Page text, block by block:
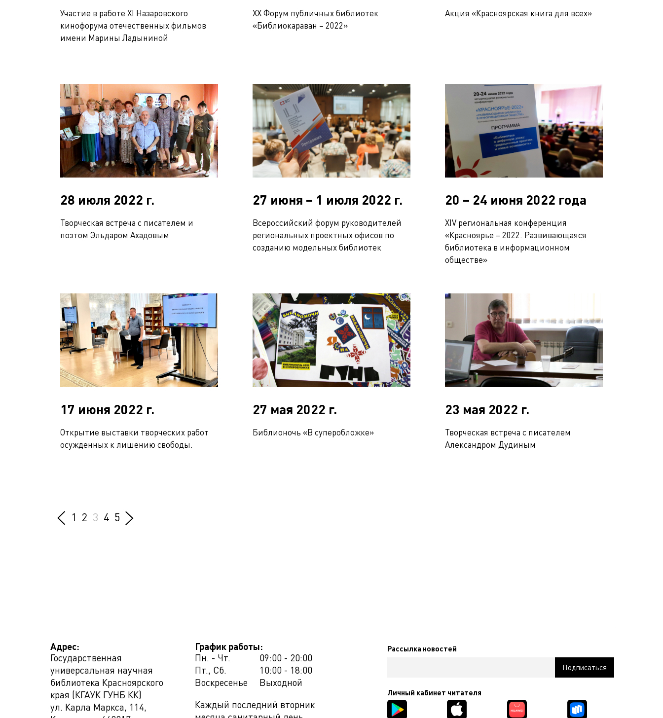
Участие в работе XI Назаровского
кинофорума отечественных фильмов
имени Марины Ладыниной
ХХ Форум публичных библиотек
«Библиокараван – 2022»
Акция «Красноярская книга для всех»
28 июля 2022 г.
Творческая встреча с писателем и
поэтом Эльдаром Ахадовым
27 июня – 1 июля 2022 г.
Всероссийский форум руководителей
региональных проектных офисов по
созданию модельных библиотек
20 – 24 июня 2022 года
XIV региональная конференция
«Красноярье – 2022. Развивающаяся
библиотека в информационном
обществе»
17 июня 2022 г.
Открытие выставки творческих работ
осужденных к лишению свободы.
27 мая 2022 г.
Библионочь «В суперобложке»
23 мая 2022 г.
Творческая встреча с писателем
Александром Дудиным
1 2 3 4 5
Адрес:
Государственная
универсальная научная
библиотека Красноярского
края (КГАУК ГУНБ КК)
ул. Карла Маркса, 114,
График работы:
Пн. - Чт.
09:00 - 20:00
Пт., Сб.
10:00 - 18:00
Воскресенье
Выходной
Каждый последний вторник
Рассылка новостей
Личный кабинет читателя